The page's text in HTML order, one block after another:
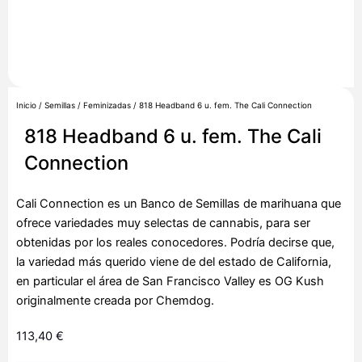
Inicio / Semillas / Feminizadas / 818 Headband 6 u. fem. The Cali Connection
818 Headband 6 u. fem. The Cali
Connection
Cali Connection es un Banco de Semillas de marihuana que
ofrece variedades muy selectas de cannabis, para ser
obtenidas por los reales conocedores. Podría decirse que,
la variedad más querido viene de del estado de California,
en particular el área de San Francisco Valley es OG Kush
originalmente creada por Chemdog.
113,40 €